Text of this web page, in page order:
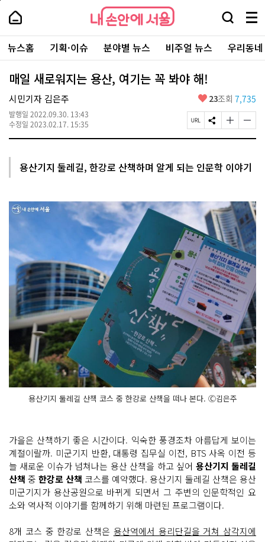
본
로
가
내
손
안
에
서
울
-
서
울
시
대
표
소
포
내
손
에
울
검
창
열
기
메
뉴
전
체
보
주
요
서
뉴스홈 기획·이슈 분야별 뉴스 비주얼 뉴스 우리동
매일 새로워지는 용산, 여기는 꼭 봐야 해!
시민기자 김은주
발행일 2022.09.30. 13:43
수정일 2023.02.17. 15:35
좋
요
23조회 7,735
페
이
R
L
S
N
유
하
글
자
크
게
하
기
글
자
작
게
하
기
용산기지 둘레길, 한강로 산책하며 알게 되는 인문학 이야기
용산기지 둘레길 산책 코스 중 한강로 산책을 떠나 본다. Ⓒ김은주
가을은 산책하기 좋은 시간이다. 익숙한 풍경조차 아름답게 보이는
계절이랄까. 미군기지 반환, 대통령 집무실 이전, BTS 사옥 이전 등
늘 새로운 이슈가 넘쳐나는 용산 산책을 하고 싶어 용산기지 둘레길
산책 중 한강로 산책 코스를 예약했다. 용산기지 둘레길 산책은 용산
미군기지가 용산공원으로 바뀌게 되면서 그 주변의 인문학적인 요
소와 역사적 이야기를 함께하기 위해 마련된 프로그램이다.
8개 코스 중 한강로 산책은 용산역에서 용리단길을 거쳐 삼각지에
페
상
단
로